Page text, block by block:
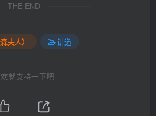
THE END
夫人） 讲道
就支持一下吧